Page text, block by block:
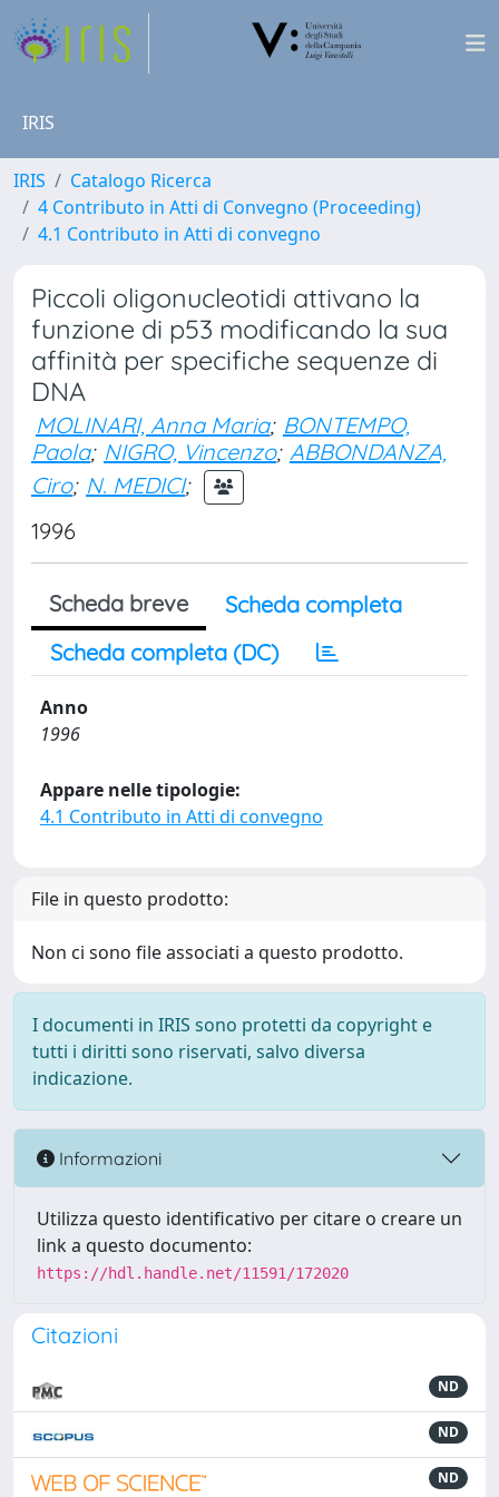
IRIS
IRIS
Catalogo Ricerca
4 Contributo in Atti di Convegno (Proceeding)
4.1 Contributo in Atti di convegno
Piccoli oligonucleotidi attivano la
funzione di p53 modificando la sua
affinità per specifiche sequenze di
DNA
MOLINARI, Anna Maria; BONTEMPO,
Paola; NIGRO, Vincenzo; ABBONDANZA,
Ciro; N. MEDICI;
1996
Scheda breve
Scheda completa
Scheda completa (DC)
Anno
1996
Appare nelle tipologie:
4.1 Contributo in Atti di convegno
File in questo prodotto:
Non ci sono file associati a questo prodotto.
I documenti in IRIS sono protetti da copyright e
tutti i diritti sono riservati, salvo diversa
indicazione.
Informazioni
Utilizza questo identificativo per citare o creare un
link a questo documento:
https://hdl.handle.net/11591/172020
Citazioni
ND
ND
ND